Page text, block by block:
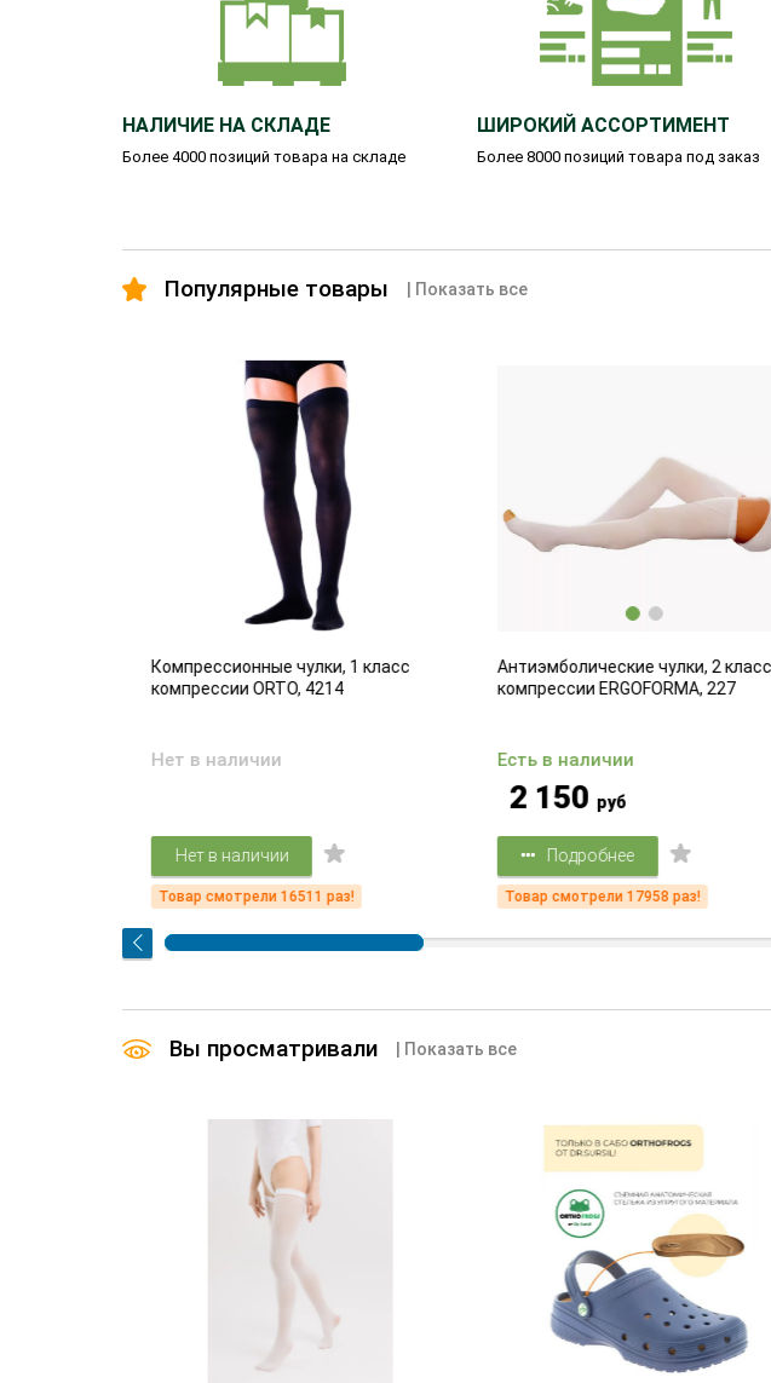
НАЛИЧИЕ НА СКЛАДЕ
Более 4000 позиций товара на складе
ШИРОКИЙ АССОРТИМЕНТ
Более 8000 позиций товара под заказ
Популярные товары | Показать все
Компрессионные чулки, 1 класс
компрессии ORTO, 4214
Нет в наличии
Нет в наличии
Товар смотрели 16511 раз!
Антиэмболические чулки, 2 класс
компрессии ERGOFORMA, 227
Есть в наличии
2 150 руб
Подробнее
Товар смотрели 17958 раз!
Вы просматривали | Показать все